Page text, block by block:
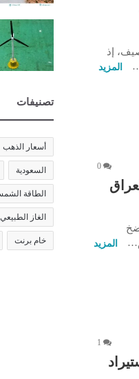
إذ
المزيد
0
ضخ
المزيد
1
تصنيفات
أسعار الذهب
السعودية
الطاقة
الغاز الطبيعي
خام برنت